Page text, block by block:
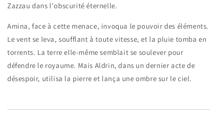
Zazzau dans l'obscurité éternelle.
Amina, face à cette menace, invoqua le pouvoir des éléments.
Le vent se leva, soufflant à toute vitesse, et la pluie tomba en
torrents. La terre elle-même semblait se soulever pour
défendre le royaume. Mais Aldrin, dans un dernier acte de
désespoir, utilisa la pierre et lança une ombre sur le ciel.